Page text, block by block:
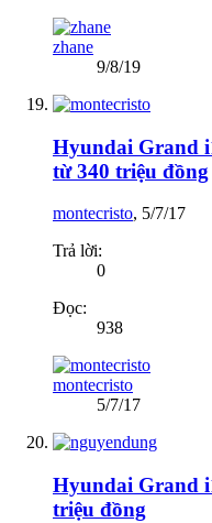
zhane
9/8/19
Hyundai Grand
từ 340 triệu đồng
montecristo, 5/7/17
Trả lời:
0
Đọc:
938
montecristo
5/7/17
Hyundai Grand
triệu đồng